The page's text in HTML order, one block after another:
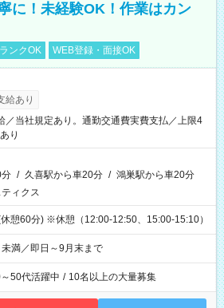
に！未経験OK！作業はカン
ンクOK WEB登録・面接OK
給あり
／当社規定あり。通勤交通費実費支払／上限4
り
/ 久喜駅から車20分 / 鴻巣駅から車20分
ィクス
憩60分) ※休憩（12:00-12:50、15:00-15:10）
満／即日～9月末まで
50代活躍中 / 10名以上の大量募集